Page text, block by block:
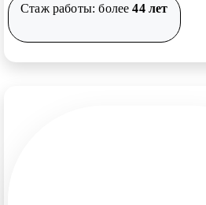
Стаж работы: более44 лет